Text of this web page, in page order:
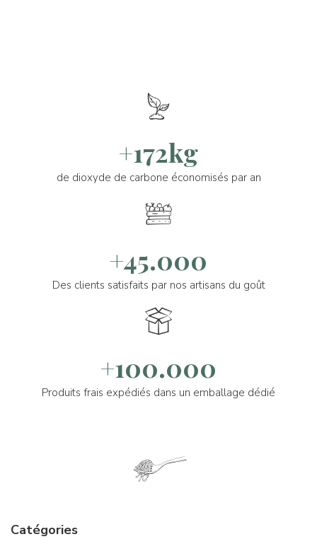
+172kg
de dioxyde de carbone économisés par an
+45.000
Des clients satisfaits par nos artisans du goût
+100.000
Produits frais expédiés dans un emballage dédié
Catégories